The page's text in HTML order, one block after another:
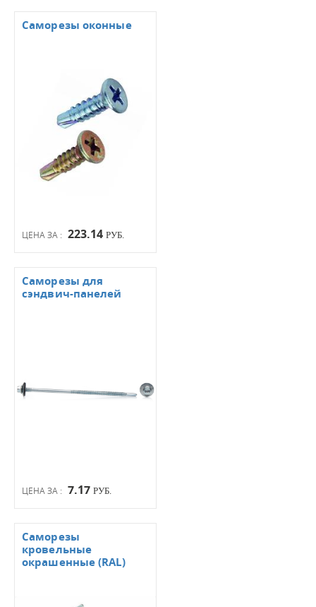
ЦЕНА ЗА : 223.14 РУБ.
Саморезы оконные
ЦЕНА ЗА : 7.17 РУБ.
Саморезы для
сэндвич-панелей
Саморезы
кровельные
окрашенные (RAL)